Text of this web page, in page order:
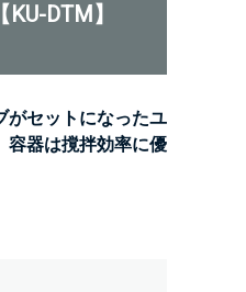
DTM】
がセットになったユ
容器は撹拌効率に優